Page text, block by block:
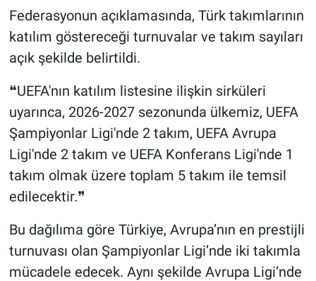
Federasyonun açıklamasında, Türk takımlarının
katılım göstereceği turnuvalar ve takım sayıları
açık şekilde belirtildi.
❝UEFA'nın katılım listesine ilişkin sirküleri
uyarınca, 2026-2027 sezonunda ülkemiz, UEFA
Şampiyonlar Ligi'nde 2 takım, UEFA Avrupa
Ligi'nde 2 takım ve UEFA Konferans Ligi'nde 1
takım olmak üzere toplam 5 takım ile temsil
edilecektir.❞
Bu dağılıma göre Türkiye, Avrupa’nın en prestijli
turnuvası olan Şampiyonlar Ligi’nde iki takımla
mücadele edecek. Aynı şekilde Avrupa Ligi’nde